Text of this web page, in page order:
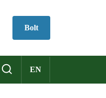
Bolt
EN